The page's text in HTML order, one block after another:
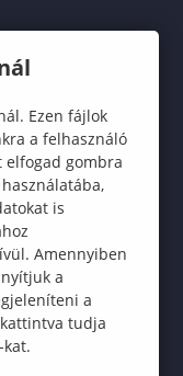
Ezen fájlok
a felhasználó
gombra
is
Amennyiben
a
a
tudja